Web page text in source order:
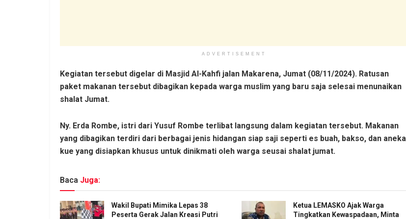
ADVERTISEMENT
Kegiatan tersebut digelar di Masjid Al-Kahfi jalan Makarena, Jumat (08/11/2024). Ratusan
paket makanan tersebut dibagikan kepada warga muslim yang baru saja selesai menunaikan
shalat Jumat.
Ny. Erda Rombe, istri dari Yusuf Rombe terlibat langsung dalam kegiatan tersebut. Makanan
yang dibagikan terdiri dari berbagai jenis hidangan siap saji seperti es buah, bakso, dan aneka
kue yang disiapkan khusus untuk dinikmati oleh warga seusai shalat jumat.
Baca Juga:
Wakil Bupati Mimika Lepas 38
Peserta Gerak Jalan Kreasi Putri
Ketua LEMASKO Ajak Warga
Tingkatkan Kewaspadaan, Minta